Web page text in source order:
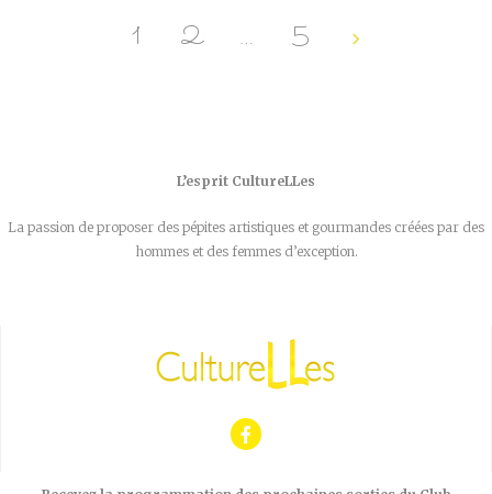
1 2 … 5
L’esprit CultureLLes
La passion de proposer des pépites artistiques et gourmandes créées par des
hommes et des femmes d’exception.